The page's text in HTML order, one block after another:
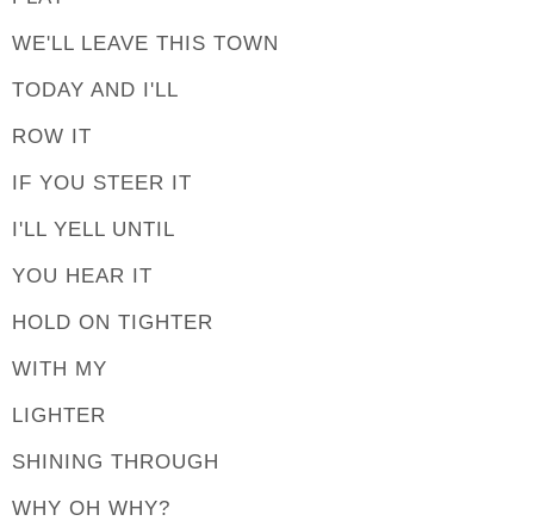
WE'LL LEAVE THIS TOWN
TODAY AND I'LL
ROW IT
IF YOU STEER IT
I'LL YELL UNTIL
YOU HEAR IT
HOLD ON TIGHTER
WITH MY
LIGHTER
SHINING THROUGH
WHY OH WHY?